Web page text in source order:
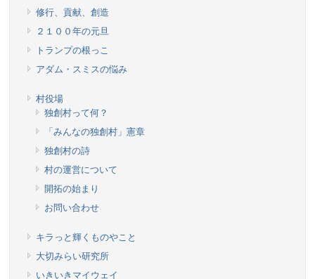
修行、貢献、創造
２１００年の元旦
トランプの根っこ
アダム・スミスの悩み
村役場
独創村って何？
「みんなの独創村」憲章
独創村の詩
村の運営について
開拓の始まり
お問い合わせ
キラっと輝くものやこと
大切みらい研究所
いきいきマイウェイ